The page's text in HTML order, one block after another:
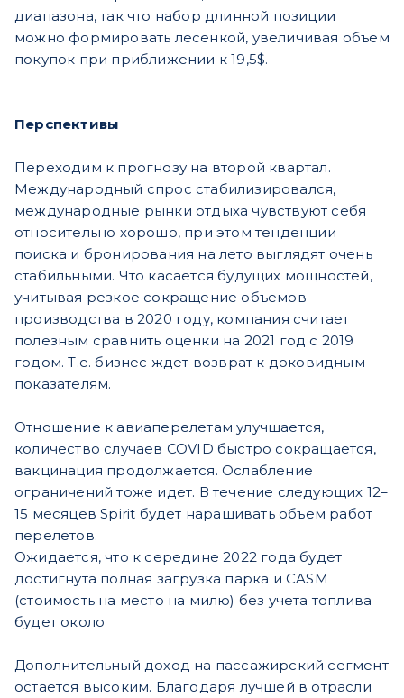
диапазона, так что набор длинной позиции
можно формировать лесенкой, увеличивая объем
покупок при приближении к 19,5$.
Перспективы
Переходим к прогнозу на второй квартал.
Международный спрос стабилизировался,
международные рынки отдыха чувствуют себя
относительно хорошо, при этом тенденции
поиска и бронирования на лето выглядят очень
стабильными. Что касается будущих мощностей,
учитывая резкое сокращение объемов
производства в 2020 году, компания считает
полезным сравнить оценки на 2021 год с 2019
годом. Т.е. бизнес ждет возврат к доковидным
показателям.
Отношение к авиаперелетам улучшается,
количество случаев COVID быстро сокращается,
вакцинация продолжается. Ослабление
ограничений тоже идет. В течение следующих 12–
15 месяцев Spirit будет наращивать объем работ
перелетов.
Ожидается, что к середине 2022 года будет
достигнута полная загрузка парка и CASM
(стоимость на место на милю) без учета топлива
будет около
Дополнительный доход на пассажирский сегмент
остается высоким. Благодаря лучшей в отрасли